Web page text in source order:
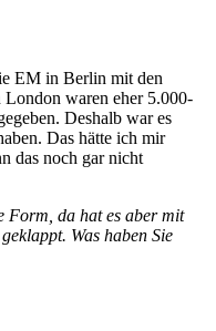
EM in Berlin mit den
waren eher 5.000-
Deshalb war es
Das hätte ich mir
das noch gar nicht
Form, da hat es aber mit
Was haben Sie